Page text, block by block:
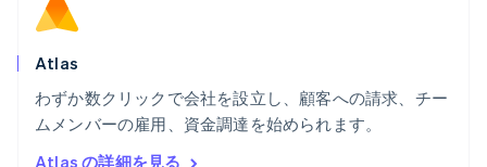
Atlas
わずか数クリックで会社を設立し、顧客への請求、チー
ムメンバーの雇用、資金調達を始められます。
Atlas の詳細を見る
ベルギー
Nederlands
ポーランド
ポルトガル
PortuguêsEnglish